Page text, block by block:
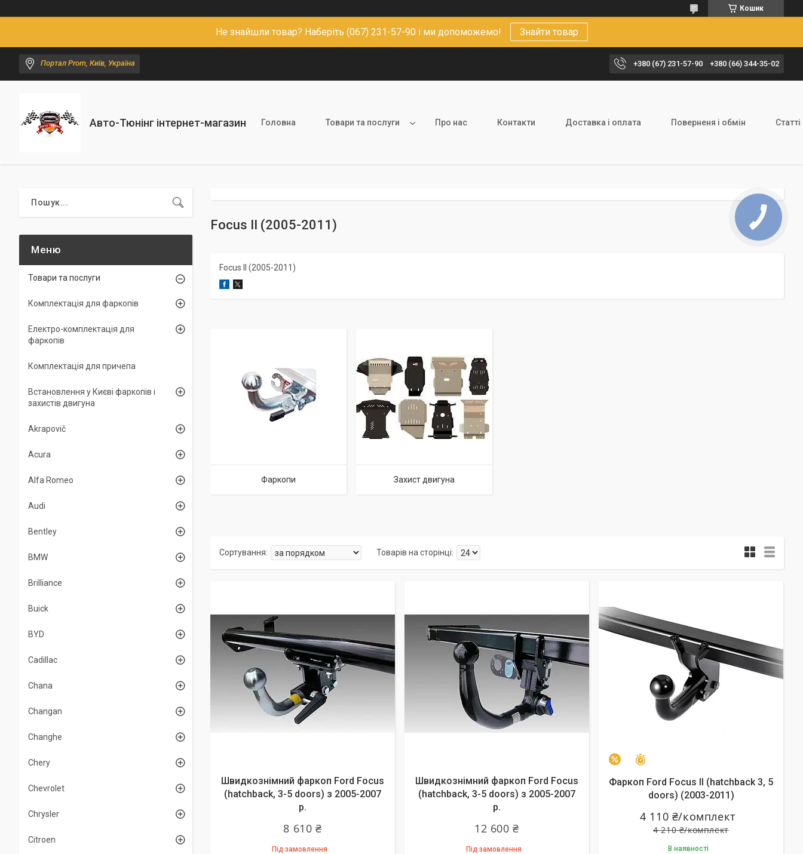
Кошик
Не знайшли товар? Наберіть (067) 231-57-90 і ми допоможемо! Знайти товар
Портал Prom, Київ, Україна +380 (67) 231-57-90 +380 (66) 344-35-02
Авто-Тюнінг інтернет-магазин Головна Товари та послуги Про нас Контакти Доставка і оплата Поверненя і обмін Статті
Focus II (2005-2011)
Focus II (2005-2011)
Фаркопи Захист двигуна
Швидкознімний фаркоп Ford Focus
(hatchback, 3-5 doors) з 2005-2007
р.
8 610 ₴
Під замовлення
Швидкознімний фаркоп Ford Focus
(hatchback, 3-5 doors) з 2005-2007
р.
12 600 ₴
Під замовлення
–2%
Фаркоп Ford Focus II (hatchback 3, 5
doors) (2003-2011)
4 210 ₴/комплект
4 110 ₴/комплект
В наявності
Товари та послуги
Комплектація для фаркопів
Електро-комплектація для
фаркопів
Комплектація для причепа
Встановлення у Києві фаркопів і
захистів двигуна
Akrapovič
Acura
Alfa Romeo
Audi
Bentley
BMW
Brilliance
Buick
BYD
Cadillac
Chana
Changan
Changhe
Chery
Chevrolet
Chrysler
Citroen